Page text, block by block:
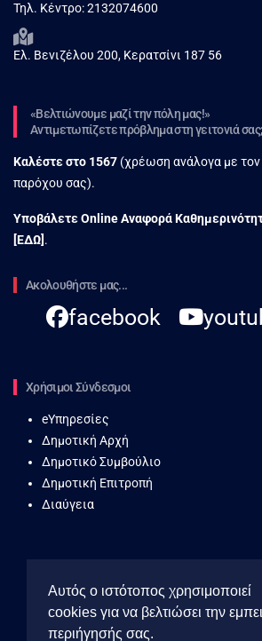
Τηλ. Κέντρο:2132074600
Ελ. Βενιζέλου 200, Κερατσίνι 187 56
«Βελτιώνουμε μαζί την πόλη μας!»
Αντιμετωπίζετε πρόβλημα στη γειτονιά σας;
Καλέστε στο 1567 (χρέωση ανάλογα με τον
παρόχου σας).
Υποβάλετε Online Αναφορά
[ΕΔΩ] .
Ακολουθήστε μας...
facebook
Χρήσιμοι Σύνδεσμοι
eΥπηρεσίες
Δημοτική Αρχή
Δημοτικό Συμβούλιο
Δημοτική Επιτροπή
Διαύγεια
Αυτός ο ιστότοπος χρησιμοποιεί
cookies για να βελτιώσει την
περιήγησής σας.